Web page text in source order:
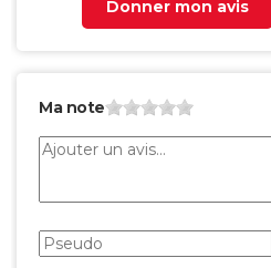
Donner mon avis
Ma note